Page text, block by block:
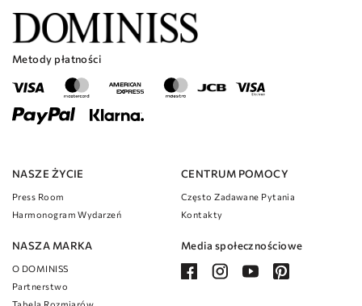
NASZE ŻYCIE
Press Room
Harmonogram Wydarzeń
NASZA MARKA
O DOMINISS
Partnerstwo
CENTRUM POMOCY
Często Zadawane Pytania
Kontakty
Media społecznościowe
Metody płatności